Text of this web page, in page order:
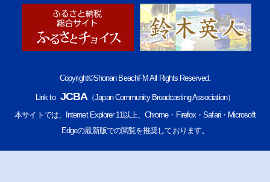
Copyright©Shonan BeachFM All Rights Reserved.
Link to JCBA（Japan Community Broadcasting Association）
本サイトでは、Internet Explorer 11以上、Chrome・Firefox・Safari・Microsoft
Edgeの最新版での閲覧を推奨しております。